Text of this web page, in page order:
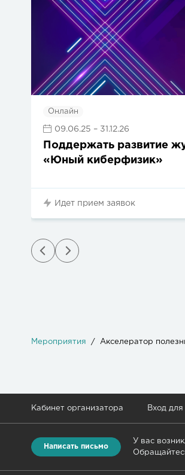
Онлайн
09.06.25 – 31.12.26
Поддержать развитие
«Юный киберфизик»
Идет прием заявок
Мероприятия Акселератор
Кабинет организатора Вход
Написать письмо
У вас